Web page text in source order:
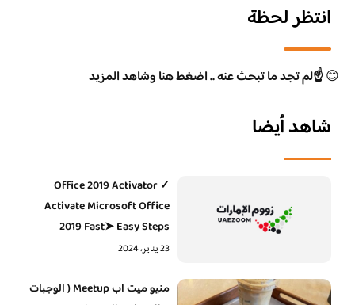
انتظر لحظة
😊☝️لم تجد ما تبحث عنه .. اضغط هنا وشاهد المزيد
شاهد أيضا
Office 2019 Activator ✓
Activate Microsoft Office
2019 Fast➤ Easy Steps
23 يناير، 2024
منيو ميت اب Meetup ( الوجبات